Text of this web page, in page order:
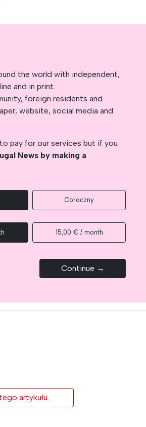
the world with independent,
and in print.
foreign residents and
website, social media and
pay for our services but if you
News by making a
Coroczny
15,00 € / month
Continue →
artykułu.